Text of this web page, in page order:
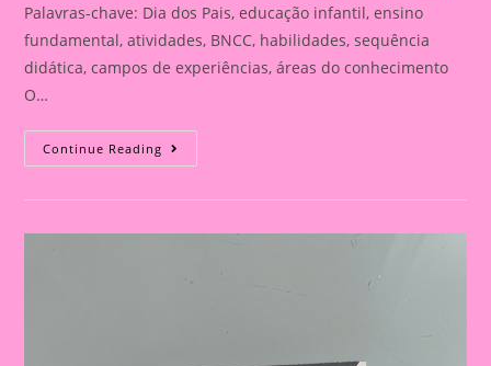
Palavras-chave: Dia dos Pais, educação infantil, ensino
fundamental, atividades, BNCC, habilidades, sequência
didática, campos de experiências, áreas do conhecimento
O…
Continue Reading Cartão
Lembrança
O
Pais
Dos